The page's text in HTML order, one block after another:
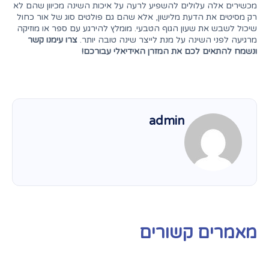
מכשירים אלה עלולים להשפיע לרעה על איכות השינה מכיוון שהם לא
רק מסיטים את הדעת מלישון, אלא שהם גם פולטים סוג של אור כחול
שיכול לשבש את שעון הגוף הטבעי. מומלץ להירגע עם ספר או מוזיקה
מרגיעה לפני השינה על מנת לייצר שינה טובה יותר. צרו עימנו קשר
ונשמח להתאים לכם את המזרן האידיאלי עבורכם!
admin
מאמרים קשורים